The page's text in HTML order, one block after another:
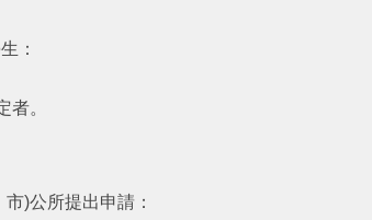
：
。
)公所提出申請：